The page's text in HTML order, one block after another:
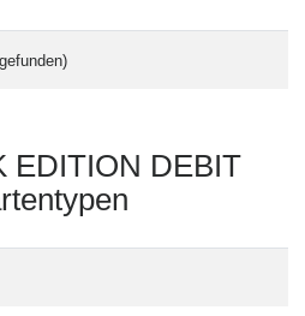
EDITION DEBIT